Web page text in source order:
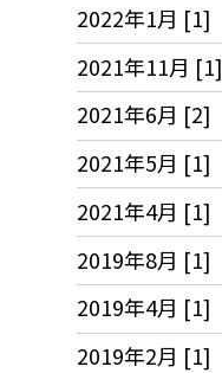
2022年1月 [1]
2021年11月 [1]
2021年6月 [2]
2021年5月 [1]
2021年4月 [1]
2019年8月 [1]
2019年4月 [1]
2019年2月 [1]